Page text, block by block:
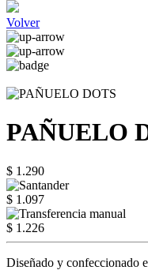
Volver
PAÑUELO
$ 1.290
$ 1.097
$ 1.226
Diseñado y confeccionado